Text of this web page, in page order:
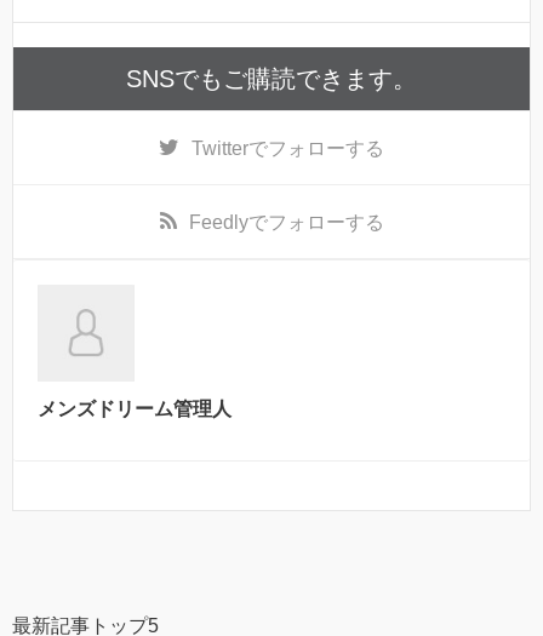
SNSでもご購読できます。
Twitterでフォローする
Feedlyでフォローする
メンズドリーム管理人
最新記事トップ5